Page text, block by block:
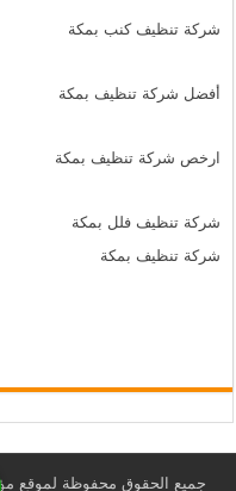
شركة تنظيف كنب بمكة
أفضل شركة تنظيف بمكة
ارخص شركة تنظيف بمكة
شركة تنظيف فلل بمكة
شركة تنظيف بمكة
جميع الحقوق محفوظة لموقع